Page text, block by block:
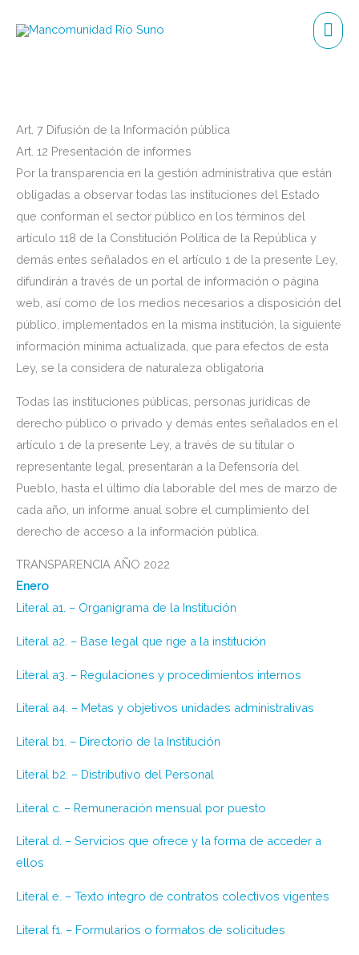
Art. 7 Difusión de la Información pública
Art. 12 Presentación de informes
Por la transparencia en la gestión administrativa que están
obligadas a observar todas las instituciones del Estado
que conforman el sector público en los términos del
artículo 118 de la Constitución Política de la República y
demás entes señalados en el artículo 1 de la presente Ley,
difundirán a través de un portal de información o página
web, así como de los medios necesarios a disposición del
público, implementados en la misma institución, la siguiente
información mínima actualizada, que para efectos de esta
Ley, se la considera de naturaleza obligatoria
Todas las instituciones públicas, personas jurídicas de
derecho público o privado y demás entes señalados en el
artículo 1 de la presente Ley, a través de su titular o
representante legal, presentarán a la Defensoría del
Pueblo, hasta el último día laborable del mes de marzo de
cada año, un informe anual sobre el cumplimiento del
derecho de acceso a la información pública.
TRANSPARENCIA AÑO 2022
Enero
Literal a1. – Organigrama de la Institución
Literal a2. – Base legal que rige a la institución
Literal a3. – Regulaciones y procedimientos internos
Literal a4. – Metas y objetivos unidades administrativas
Literal b1. – Directorio de la Institución
Literal b2. – Distributivo del Personal
Literal c. – Remuneración mensual por puesto
Literal d. – Servicios que ofrece y la forma de acceder a
ellos
Literal e. – Texto íntegro de contratos colectivos vigentes
Literal f1. – Formularios o formatos de solicitudes